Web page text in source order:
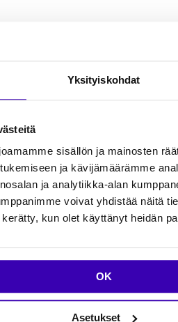
Yksityiskohdat
sisällön ja mainosten
ja kävijämäärämme
ja analytiikka-alan
voivat yhdistää näitä
kun olet käyttänyt heidän
OK
Asetukset
ja viemään ideat
yrityksesi tarpeisiin.
Codemate.
ratkaisuiksi jo vuodesta